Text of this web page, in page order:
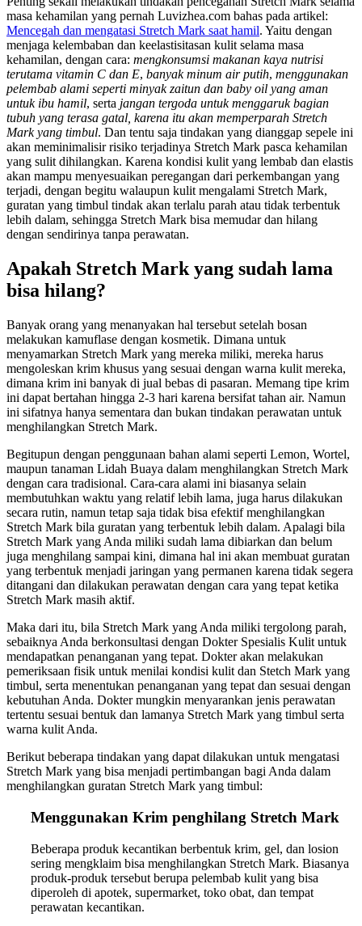
masa kehamilan yang pernah Luvizhea.com bahas pada artikel:
Mencegah dan mengatasi Stretch Mark saat hamil. Yaitu dengan
menjaga kelembaban dan keelastisitasan kulit selama masa
kehamilan, dengan cara: mengkonsumsi makanan kaya nutrisi
terutama vitamin C dan E, banyak minum air putih, menggunakan
pelembab alami seperti minyak zaitun dan baby oil yang aman
untuk ibu hamil, serta jangan tergoda untuk menggaruk bagian
tubuh yang terasa gatal, karena itu akan memperparah Stretch
Mark yang timbul. Dan tentu saja tindakan yang dianggap sepele ini
akan meminimalisir risiko terjadinya Stretch Mark pasca kehamilan
yang sulit dihilangkan. Karena kondisi kulit yang lembab dan elastis
akan mampu menyesuaikan peregangan dari perkembangan yang
terjadi, dengan begitu walaupun kulit mengalami Stretch Mark,
guratan yang timbul tindak akan terlalu parah atau tidak terbentuk
lebih dalam, sehingga Stretch Mark bisa memudar dan hilang
dengan sendirinya tanpa perawatan.
Apakah Stretch Mark yang sudah lama
bisa hilang?
Banyak orang yang menanyakan hal tersebut setelah bosan
melakukan kamuflase dengan kosmetik. Dimana untuk
menyamarkan Stretch Mark yang mereka miliki, mereka harus
mengoleskan krim khusus yang sesuai dengan warna kulit mereka,
dimana krim ini banyak di jual bebas di pasaran. Memang tipe krim
ini dapat bertahan hingga 2-3 hari karena bersifat tahan air. Namun
ini sifatnya hanya sementara dan bukan tindakan perawatan untuk
menghilangkan Stretch Mark.
Begitupun dengan penggunaan bahan alami seperti Lemon, Wortel,
maupun tanaman Lidah Buaya dalam menghilangkan Stretch Mark
dengan cara tradisional. Cara-cara alami ini biasanya selain
membutuhkan waktu yang relatif lebih lama, juga harus dilakukan
secara rutin, namun tetap saja tidak bisa efektif menghilangkan
Stretch Mark bila guratan yang terbentuk lebih dalam. Apalagi bila
Stretch Mark yang Anda miliki sudah lama dibiarkan dan belum
juga menghilang sampai kini, dimana hal ini akan membuat guratan
yang terbentuk menjadi jaringan yang permanen karena tidak segera
ditangani dan dilakukan perawatan dengan cara yang tepat ketika
Stretch Mark masih aktif.
Maka dari itu, bila Stretch Mark yang Anda miliki tergolong parah,
sebaiknya Anda berkonsultasi dengan Dokter Spesialis Kulit untuk
mendapatkan penanganan yang tepat. Dokter akan melakukan
pemeriksaan fisik untuk menilai kondisi kulit dan Stetch Mark yang
timbul, serta menentukan penanganan yang tepat dan sesuai dengan
kebutuhan Anda. Dokter mungkin menyarankan jenis perawatan
tertentu sesuai bentuk dan lamanya Stretch Mark yang timbul serta
warna kulit Anda.
Berikut beberapa tindakan yang dapat dilakukan untuk mengatasi
Stretch Mark yang bisa menjadi pertimbangan bagi Anda dalam
menghilangkan guratan Stretch Mark yang timbul:
Menggunakan Krim penghilang Stretch Mark
Beberapa produk kecantikan berbentuk krim, gel, dan losion
sering mengklaim bisa menghilangkan Stretch Mark. Biasanya
produk-produk tersebut berupa pelembab kulit yang bisa
diperoleh di apotek, supermarket, toko obat, dan tempat
perawatan kecantikan.